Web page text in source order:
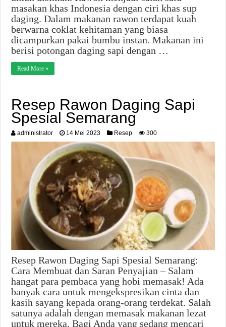
masakan khas Indonesia dengan ciri khas sup
daging. Dalam makanan rawon terdapat kuah
berwarna coklat kehitaman yang biasa
dicampurkan pakai bumbu instan. Makanan ini
berisi potongan daging sapi dengan …
Read More »
Resep Rawon Daging Sapi
Spesial Semarang
administrator 14 Mei 2023 Resep 300
Resep Rawon Daging Sapi Spesial Semarang:
Cara Membuat dan Saran Penyajian – Salam
hangat para pembaca yang hobi memasak! Ada
banyak cara untuk mengekspresikan cinta dan
kasih sayang kepada orang-orang terdekat. Salah
satunya adalah dengan memasak makanan lezat
untuk mereka. Bagi Anda yang sedang mencari